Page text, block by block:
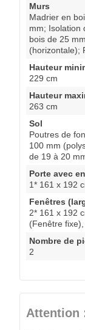
Murs
Madrier en
mm; Isolation
bois de 25
(horizontale);
Hauteur
229 cm
Hauteur
263 cm
Sol
Poutres de
100 mm
de 19 à 20
Porte avec
1* 161 x 192
Fenêtres
2* 161 x 192
(Fenêtre
Nombre de
2
Attention